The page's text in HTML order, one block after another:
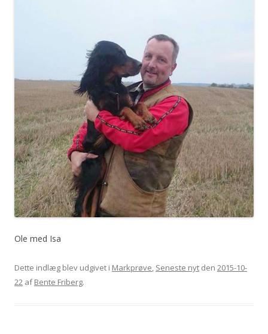
Ole med Isa
Dette indlæg blev udgivet i Markprøve, Seneste nyt den 2015-10-
22 afBente Friberg.